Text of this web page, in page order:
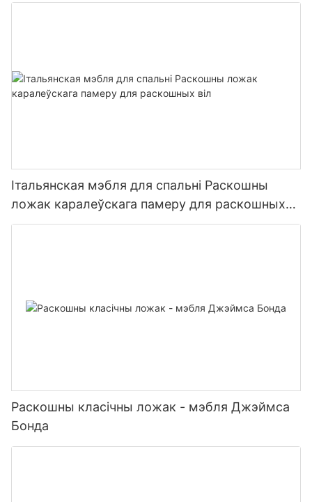
Італьянская мэбля для спальні Раскошны
ложак каралеўскага памеру для раскошных
віл
Раскошны класічны ложак - мэбля Джэймса
Бонда